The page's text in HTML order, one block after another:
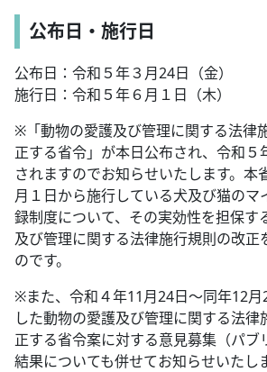
公布日・施行日
公布日：令和５年３月24日（金）
施行日：令和５年６月１日（木）
※「動物の愛護及び管理に関する法律
正する省令」が本日公布され、令和５
されますのでお知らせいたします。本
月１日から施行している犬及び猫のマ
録制度について、その実効性を担保す
及び管理に関する法律施行規則の改正
のです。
※また、令和４年11月24日～同年12
した動物の愛護及び管理に関する法
正する省令案に対する意見募集（パブ
結果についても併せてお知らせいたし